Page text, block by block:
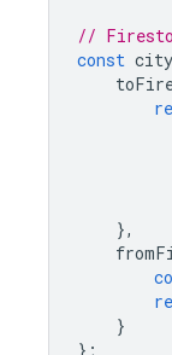
//
const
},
}
};